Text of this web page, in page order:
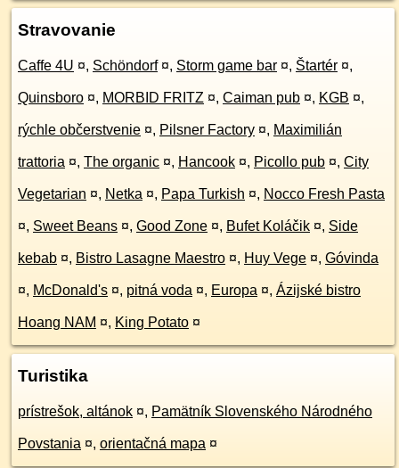
Stravovanie
Caffe 4U ¤, Schöndorf ¤, Storm game bar ¤, Štartér ¤,
Quinsboro ¤, MORBID FRITZ ¤, Caiman pub ¤, KGB ¤,
rýchle občerstvenie ¤, Pilsner Factory ¤, Maximilián
trattoria ¤, The organic ¤, Hancook ¤, Picollo pub ¤, City
Vegetarian ¤, Netka ¤, Papa Turkish ¤, Nocco Fresh Pasta
¤, Sweet Beans ¤, Good Zone ¤, Bufet Koláčik ¤, Side
kebab ¤, Bistro Lasagne Maestro ¤, Huy Vege ¤, Góvinda
¤, McDonald's ¤, pitná voda ¤, Europa ¤, Ázijské bistro
Hoang NAM ¤, King Potato ¤
Turistika
prístrešok, altánok ¤, Pamätník Slovenského Národného
Povstania ¤, orientačná mapa ¤